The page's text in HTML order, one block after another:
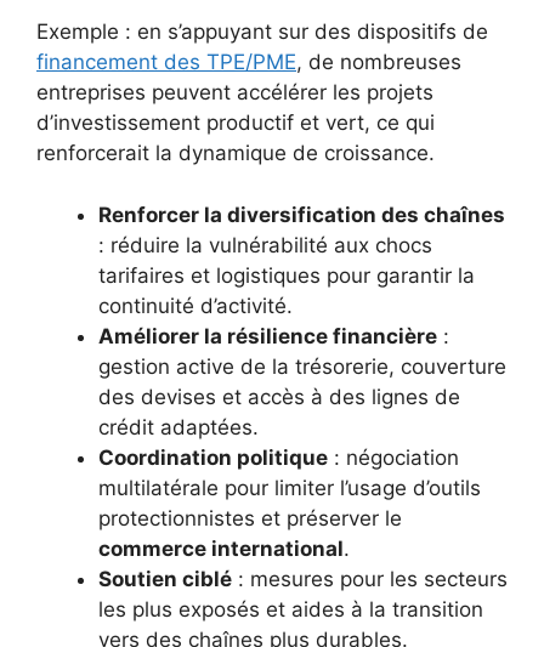
Exemple : en s’appuyant sur des dispositifs de
financement des TPE/PME, de nombreuses
entreprises peuvent accélérer les projets
d’investissement productif et vert, ce qui
renforcerait la dynamique de croissance.
Renforcer la diversification des chaînes
: réduire la vulnérabilité aux chocs
tarifaires et logistiques pour garantir la
continuité d’activité.
Améliorer la résilience financière :
gestion active de la trésorerie, couverture
des devises et accès à des lignes de
crédit adaptées.
Coordination politique : négociation
multilatérale pour limiter l’usage d’outils
protectionnistes et préserver le
commerce international.
Soutien ciblé : mesures pour les secteurs
les plus exposés et aides à la transition
vers des chaînes plus durables.